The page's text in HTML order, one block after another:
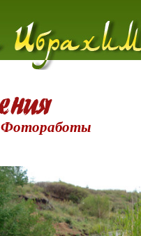
Фотоработы